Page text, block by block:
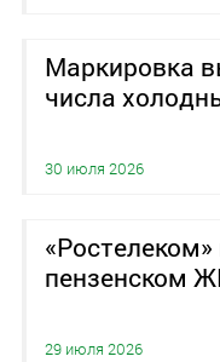
Маркировка
числа
30 июля 2026
пензенском
29 июля 2026